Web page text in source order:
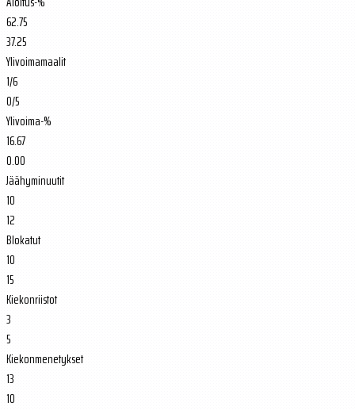
62.75
37.25
Ylivoimamaalit
1/6
0/5
Ylivoima-%
16.67
0.00
Jäähyminuutit
10
12
Blokatut
10
15
Kiekonriistot
3
5
Kiekonmenetykset
13
10